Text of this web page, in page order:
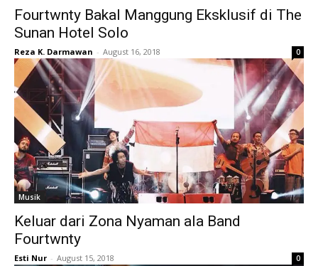
Fourtwnty Bakal Manggung Eksklusif di The
Sunan Hotel Solo
Reza K. Darmawan - August 16, 2018 0
Musik
Keluar dari Zona Nyaman ala Band
Fourtwnty
Esti Nur - August 15, 2018 0